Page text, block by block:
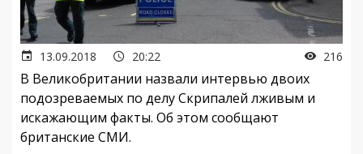
13.09.2018 20:22 216
В Великобритании назвали интервью двоих
подозреваемых по делу Скрипалей лживым и
искажающим факты. Об этом сообщают
британские СМИ.